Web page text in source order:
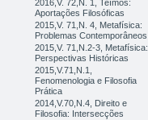
2016,V. 72,N. 1, Teímos:
Aportações Filosóficas
2015,V. 71,N. 4, Metafísica:
Problemas Contemporâneos
2015,V. 71,N.2-3, Metafísica:
Perspectivas Históricas
2015,V.71,N.1,
Fenomenologia e Filosofia
Prática
2014,V.70,N.4, Direito e
Filosofia: Intersecções